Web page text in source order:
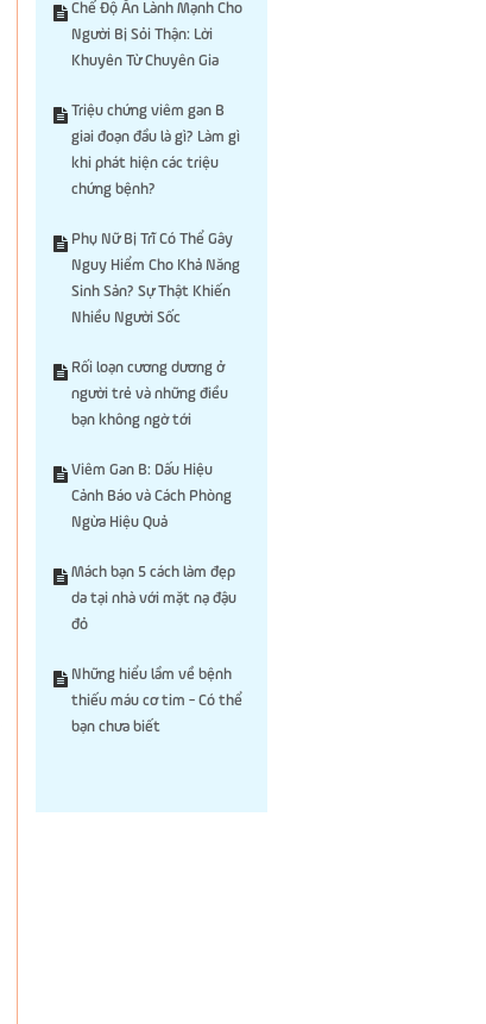
Chế Độ Ăn Lành Mạnh Cho
Người Bị Sỏi Thận: Lời
Khuyên Từ Chuyên Gia
Triệu chứng viêm gan B
giai đoạn đầu là gì? Làm gì
khi phát hiện các triệu
chứng bệnh?
Phụ Nữ Bị Trĩ Có Thể Gây
Nguy Hiểm Cho Khả Năng
Sinh Sản? Sự Thật Khiến
Nhiều Người Sốc
Rối loạn cương dương ở
người trẻ và những điều
bạn không ngờ tới
Viêm Gan B: Dấu Hiệu
Cảnh Báo và Cách Phòng
Ngừa Hiệu Quả
Mách bạn 5 cách làm đẹp
da tại nhà với mặt nạ đậu
đỏ
Những hiểu lầm về bệnh
thiếu máu cơ tim - Có thể
bạn chưa biết